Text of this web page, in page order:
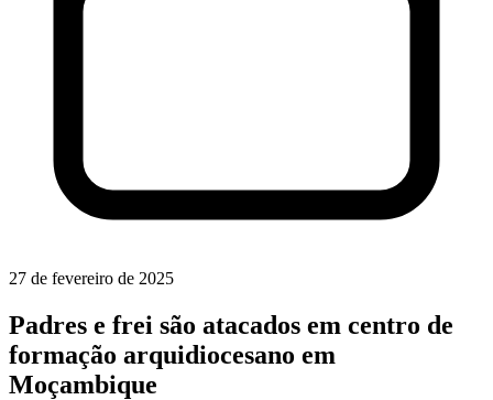
27 de fevereiro de 2025
Padres e frei são atacados em centro de
formação arquidiocesano em
Moçambique